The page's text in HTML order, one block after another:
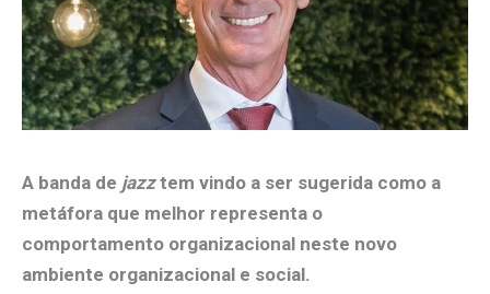
A banda de jazztem vindo a ser sugerida como a
metáfora que melhor representa o
comportamento organizacional neste novo
ambiente organizacional e social.